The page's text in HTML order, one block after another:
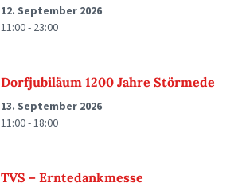
12. September 2026
11:00 - 23:00
Dorfjubiläum 1200 Jahre Störmede
13. September 2026
11:00 - 18:00
TVS – Erntedankmesse